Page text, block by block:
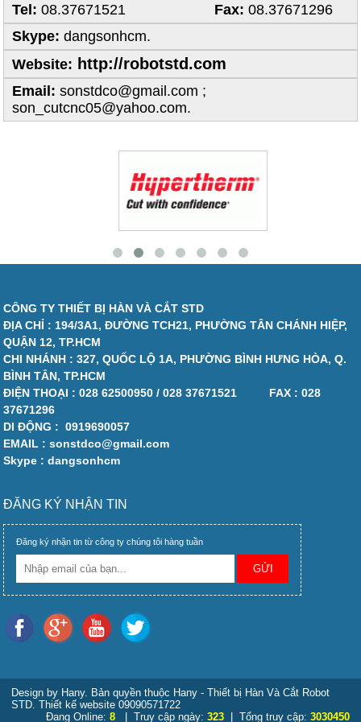
Tel:08.37671521 Fax: 08.37671296
Skype: dangsonhcm.
Website: http://robotstd.com
Email:sonstdco@gmail.com ;
son_cutcnc05@yahoo.com.
CÔNG TY THIẾT BỊ HÀN VÀ CẮT STD
ĐỊA CHỈ : 194/3A1, ĐƯỜNG TCH21, PHƯỜNG TÂN CHÁNH HIỆP,
QUẬN 12, TP.HCM
CHI NHÁNH : 327, QUỐC LỘ 1A, PHƯỜNG BÌNH HƯNG HÒA, Q.
BÌNH TÂN, TP.HCM
ĐIỆN THOẠI :028 62500950 / 028 37671521 FAX :028
37671296
DI ĐỘNG :0919690057
EMAIL : sonstdco@gmail.com
Skype : dangsonhcm
ĐĂNG KÝ NHẬN TIN
Đăng ký nhận tin từ công ty chúng tôi hàng tuần
Design by Hany. Bản quyền thuộc Hany - Thiết bị Hàn Và Cắt Robot
STD. Thiết kế website 09090571722
Đang Online: 8 | Truy cập ngày: 323| Tổng truy cập: 3030450